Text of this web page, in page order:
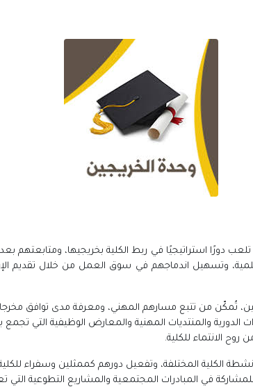
دورًا استراتيجيًا في ربط الكلية بخريجيها، ومتابعتهم
وتسهيل اندماجهم في سوق العمل من خلال تقديم
تُمكّن من تتبع مسارهم المهني، ومعرفة مدى توافق
الدورية والمنتديات المهنية والمعارض الوظيفية التي
الانتماء للكلية.
الكلية المختلفة، وتفعيل دورهم كممثلين وسفراء
في المبادرات المجتمعية والمشاريع التطوعية